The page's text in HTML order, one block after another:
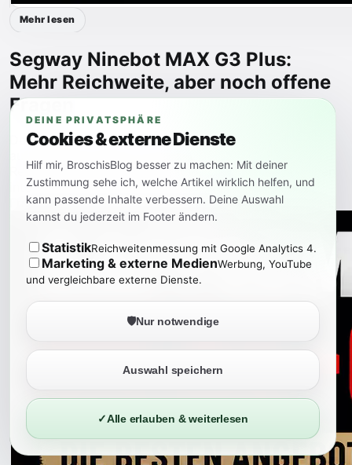
Mehr lesen
Segway Ninebot MAX G3 Plus:
Mehr Reichweite, aber noch offene
Fragen
Der Segway Ninebot MAX G3 Plus wirkt wie eine
Reifen, Traktionskontrolle und mehr Reichweite klingen
interessant. Vor dem Kauf bleiben jedoch wichtige
Fragen zu Modell, Zulassung und realem Nutzen offen.
DEINE PRIVATSPHÄRE
Cookies & externe Dienste
Hilf mir, BroschisBlog besser zu machen: Mit deiner
Zustimmung sehe ich, welche Artikel wirklich helfen, und
kann passende Inhalte verbessern. Deine Auswahl
kannst du jederzeit im Footer ändern.
StatistikReichweitenmessung mit Google Analytics 4.
Marketing & externe MedienWerbung, YouTube
und vergleichbare externe Dienste.
🛡️Nur notwendige
Auswahl speichern
✓Alle erlauben & weiterlesen